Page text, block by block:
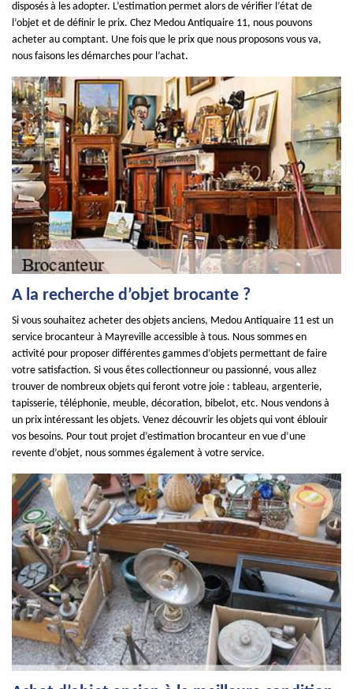
disposés à les adopter. L’estimation permet alors de vérifier l’état de
l’objet et de définir le prix. Chez Medou Antiquaire 11, nous pouvons
acheter au comptant. Une fois que le prix que nous proposons vous va,
nous faisons les démarches pour l’achat.
A la recherche d’objet brocante ?
Si vous souhaitez acheter des objets anciens, Medou Antiquaire 11 est un
service brocanteur à Mayreville accessible à tous. Nous sommes en
activité pour proposer différentes gammes d’objets permettant de faire
votre satisfaction. Si vous êtes collectionneur ou passionné, vous allez
trouver de nombreux objets qui feront votre joie : tableau, argenterie,
tapisserie, téléphonie, meuble, décoration, bibelot, etc. Nous vendons à
un prix intéressant les objets. Venez découvrir les objets qui vont éblouir
vos besoins. Pour tout projet d’estimation brocanteur en vue d’une
revente d’objet, nous sommes également à votre service.